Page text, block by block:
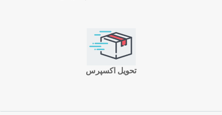
تحویل اکسپرس